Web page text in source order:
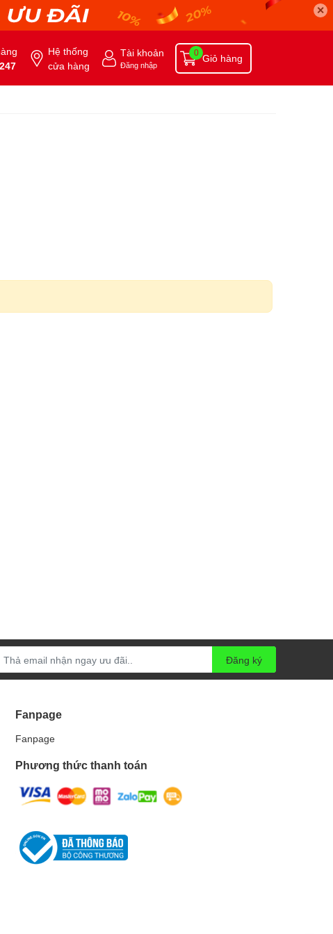
✕
Hệ thống
cửa hàng
Tài khoản
Đăng nhập
Giỏ hàng
0
Đăng ký
Fanpage
Fanpage
Phương thức thanh toán